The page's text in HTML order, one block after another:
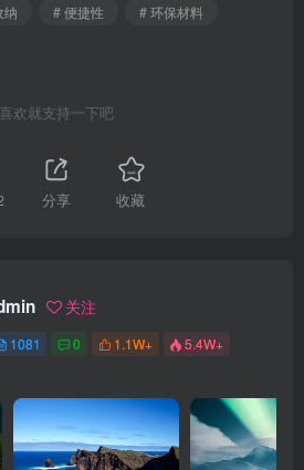
纳 # 便捷性
# 环保材料
喜欢就支持一下吧
分享 收藏
关注
1081 0 1.1W+ 5.4W+